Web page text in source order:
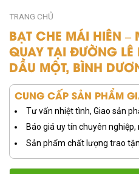
TRANG CHỦ
BẠT CHE MÁI HIÊN –
QUAY TẠI ĐƯỜNG
DẦU MỘT, BÌNH
CUNG CẤP SẢN PHẨM
Tư vấn nhiệt tình, Giao sản
Báo giá uy tín chuyên
Sản phẩm chất lượng trao